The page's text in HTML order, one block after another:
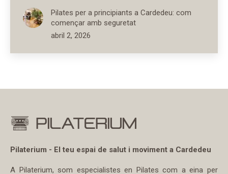
Pilates per a principiants a Cardedeu: com
començar amb seguretat
abril 2, 2026
Pilaterium - El teu espai de salut i moviment a Cardedeu
A Pilaterium, som especialistes en Pilates com a eina per